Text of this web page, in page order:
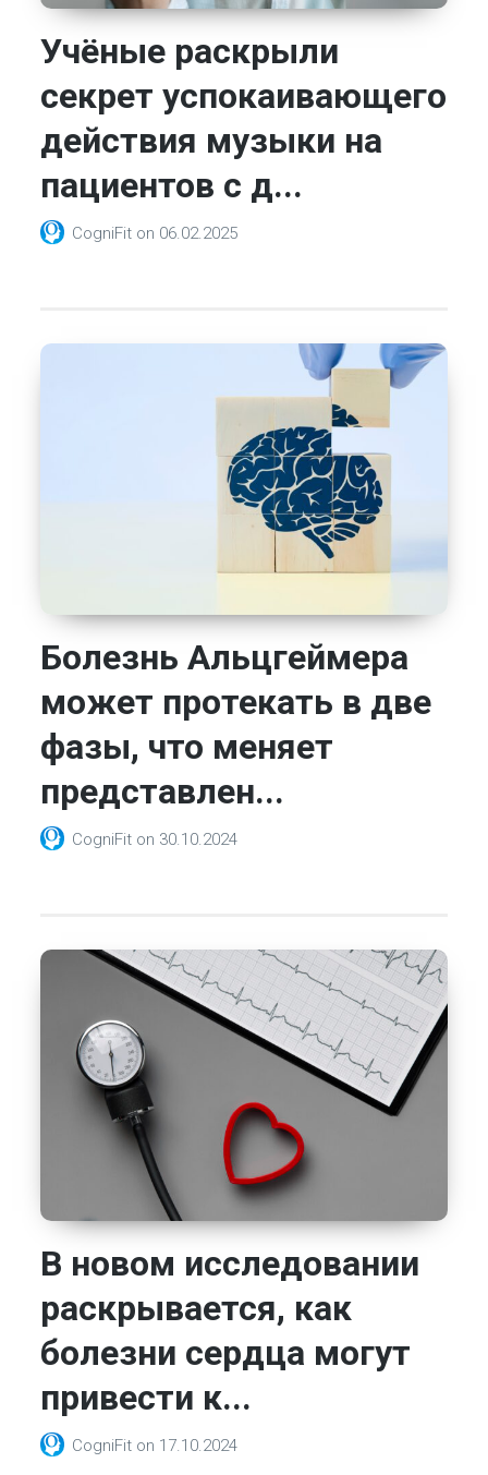
Учёные раскрыли
секрет успокаивающего
действия музыки на
пациентов с д...
CogniFit on 06.02.2025
Болезнь Альцгеймера
может протекать в две
фазы, что меняет
представлен...
CogniFit on 30.10.2024
В новом исследовании
раскрывается, как
болезни сердца могут
привести к...
CogniFit on 17.10.2024